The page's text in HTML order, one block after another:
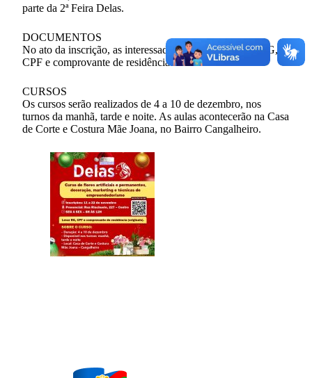
parte da 2ª Feira Delas.
DOCUMENTOS
No ato da inscrição, as interessadas devem apresentar RG,
CPF e comprovante de residência.
CURSOS
Os cursos serão realizados de 4 a 10 de dezembro, nos
turnos da manhã, tarde e noite. As aulas acontecerão na Casa
de Corte e Costura Mãe Joana, no Bairro Cangalheiro.